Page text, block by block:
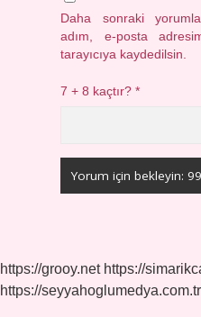
Daha sonraki
adım, e-posta
tarayıcıya kaydedilsin.
7 + 8 kaçtır?*
https://grooy.net https://
https://seyyahoglumedya.com.tr